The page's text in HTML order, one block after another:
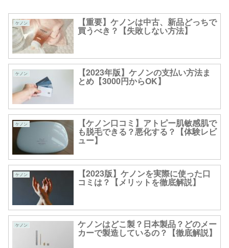
ケノン 【重要】ケノンは中古、新品どっちで
買うべき？【失敗しない方法】
ケノン 【2023年版】ケノンの支払い方法ま
とめ【3000円からOK】
ケノン 【ケノン口コミ】アトピー肌敏感肌で
も脱毛できる？悪化する？【体験レビ
ュー】
ケノン 【2023版】ケノンを実際に使った口
コミは？【メリットを徹底解説】
ケノン ケノンはどこ製？日本製品？どのメー
カーで製造しているの？【徹底解説】